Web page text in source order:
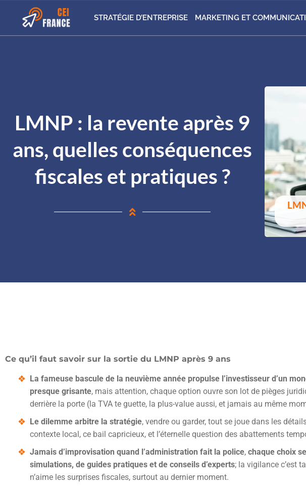
STRATÉGIE D’ENTREPRISE MARKETING ET
LMNP : la revente après 9
ans, quelles conséquences
fiscales et pratiques ?
Ce qu’il faut savoir sur la sortie du LMNP après 9 ans
La fameuse bascule de la neuvième année propulse l’investisseur d’un
presque grisante, mais attention, chaque option ouvre son lot de pièges
derrière la porte (la TVA te guette, la plus-value aussi, et jamais au même
Le dilemme arbitre la stratégie, vendre ou garder, tout se joue dans les
contexte local, ce bail capricieux, et l’éternelle question des abattements
Jamais d’improvisation quand l’administration fait la police, chaque choix
simulations, de guides pratiques et de conseils d’experts; la vigilance c’est
n’aime les surprises fiscales, surtout au dernier moment.